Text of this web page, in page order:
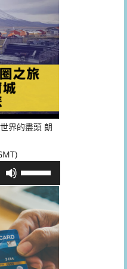
以
提
高
或
降
量。
界的盡頭 朗
向
上/
向
下
鍵
以